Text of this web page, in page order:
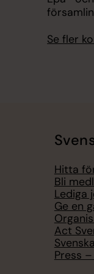
Se fler
Hitta
Bli
Lediga
Ge en
Act
Press